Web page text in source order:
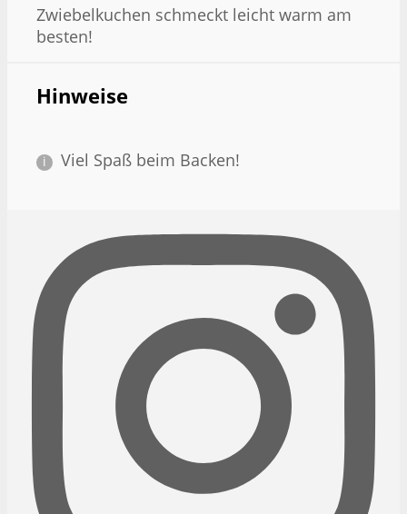
Zwiebelkuchen schmeckt leicht warm am
besten!
Hinweise
Viel Spaß beim Backen!